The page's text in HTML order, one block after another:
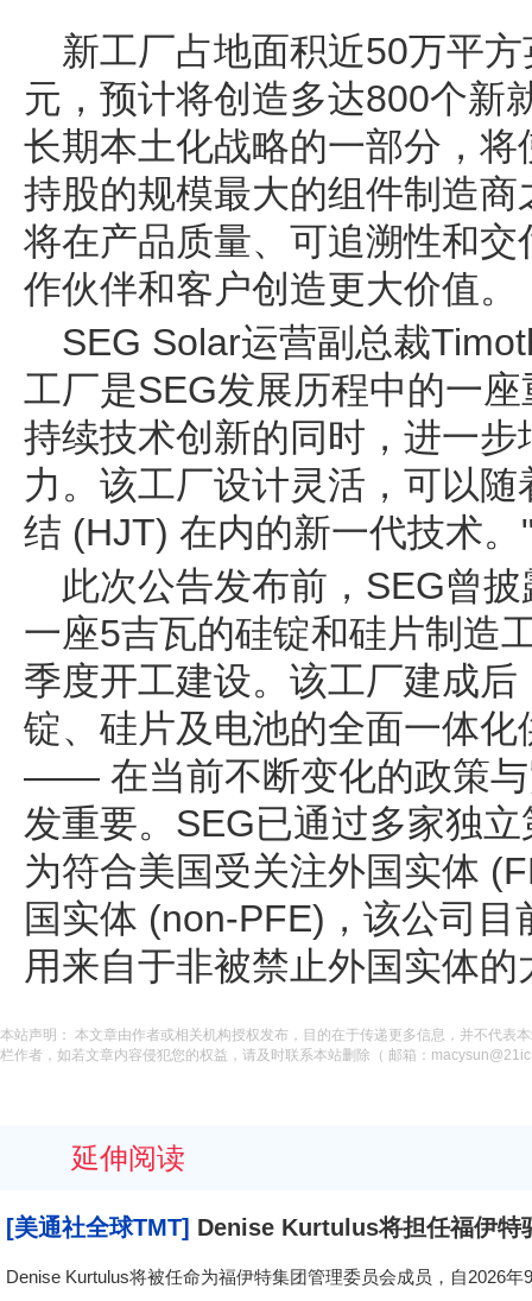
新工厂占地面积近50万平
元，预计将创造多达800个新
长期本土化战略的一部分，
持股的规模最大的组件制造
将在产品质量、可追溯性和
作伙伴和客户创造更大价值。
SEG Solar运营副总裁
工厂是SEG发展历程中的一
持续技术创新的同时，进一
力。该工厂设计灵活，可以
结 (HJT) 在内的新一代技术。
此次公告发布前，SEG曾
一座5吉瓦的硅锭和硅片制造
季度开工建设。该工厂建成
锭、硅片及电池的全面一体
—— 在当前不断变化的政策与
发重要。SEG已通过多家独
为符合美国受关注外国实体
国实体 (non-PFE)，该公司
用来自于非被禁止外国实体的
本站声明： 本文章由作者或相关机构授权发布，目的在于传递更多信息，并不代表
栏作者，如若文章内容侵犯您的权益，请及时联系本站删除（ 邮箱：
延伸阅读
[美通社全球TMT] Denise Kurtulus将担任福伊特
Denise Kurtulus将被任命为福伊特集团管理委员会成员，自2026